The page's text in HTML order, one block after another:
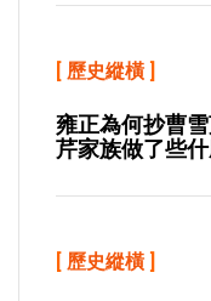
[ 歷史縱橫 ]
雍正為何抄曹
芹家族做了些
[ 歷史縱橫 ]